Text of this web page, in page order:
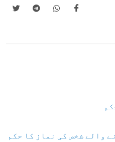
والے شخص کی نماز کا حکم